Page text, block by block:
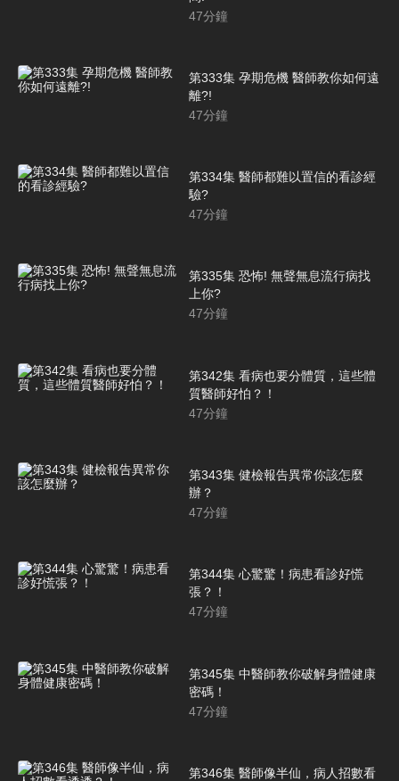
47分鐘
第333集 孕期危機 醫師教你如何遠
離?!
47分鐘
第334集 醫師都難以置信的看診經
驗?
47分鐘
第335集 恐怖! 無聲無息流行病找
上你?
47分鐘
第342集 看病也要分體質，這些體
質醫師好怕？！
47分鐘
第343集 健檢報告異常你該怎麼
辦？
47分鐘
第344集 心驚驚！病患看診好慌
張？！
47分鐘
第345集 中醫師教你破解身體健康
密碼！
47分鐘
第346集 醫師像半仙，病人招數看